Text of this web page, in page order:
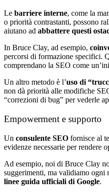
Le barriere interne, come la
o priorità contrastanti, possono
aiutano ad abbattere questi
In Bruce Clay, ad esempio,
percorsi di formazione specifici.
comprendano la SEO come
Un altro metodo è l’uso di
non dà priorità alle modifiche
“correzioni di bug” per vederle
Empowerment e supporto
Un consulente SEO fornisce al
evidenze necessarie per rendere
Ad esempio, noi di Bruce Clay
suggerimenti, ma validiamo ogni
linee guida ufficiali di Google.